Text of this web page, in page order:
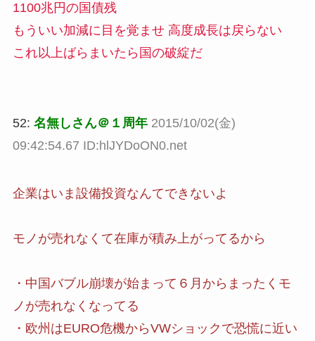
1100兆円の国債残
もういい加減に目を覚ませ 高度成長は戻らない
これ以上ばらまいたら国の破綻だ
52: 名無しさん＠１周年 2015/10/02(金)
09:42:54.67 ID:hlJYDoON0.net
企業はいま設備投資なんてできないよ
モノが売れなくて在庫が積み上がってるから
・中国バブル崩壊が始まって６月からまったくモ
ノが売れなくなってる
・欧州はEURO危機からVWショックで恐慌に近い